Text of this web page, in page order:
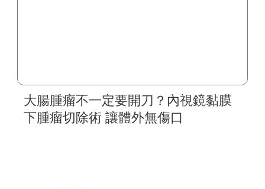
大腸腫瘤不一定要開刀？內視鏡黏膜
下腫瘤切除術 讓體外無傷口